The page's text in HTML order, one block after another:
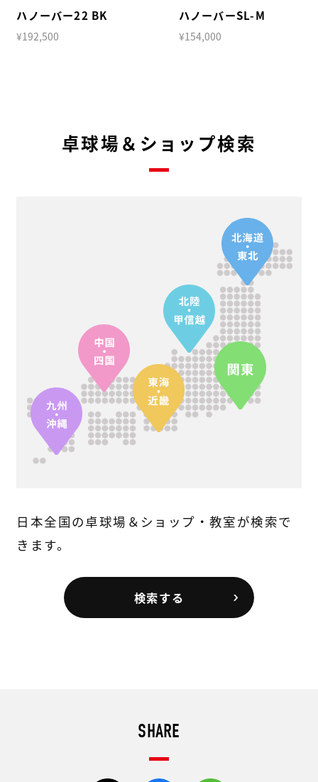
ハノーバー22 BK
¥192,500
ハノーバーSL-M
¥154,000
卓球場＆ショップ検索
日本全国の卓球場＆ショップ・教室が検索で
きます。
検索する
SHARE